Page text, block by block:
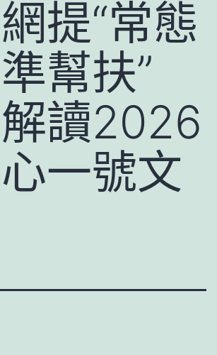
提“常態
幫扶”
讀2026
一號文